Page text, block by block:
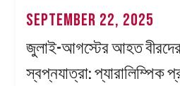
September 22, 2025
জুলাই-আগস্টের আহত
স্বপ্নযাত্রা: প্যারালিম্পিক